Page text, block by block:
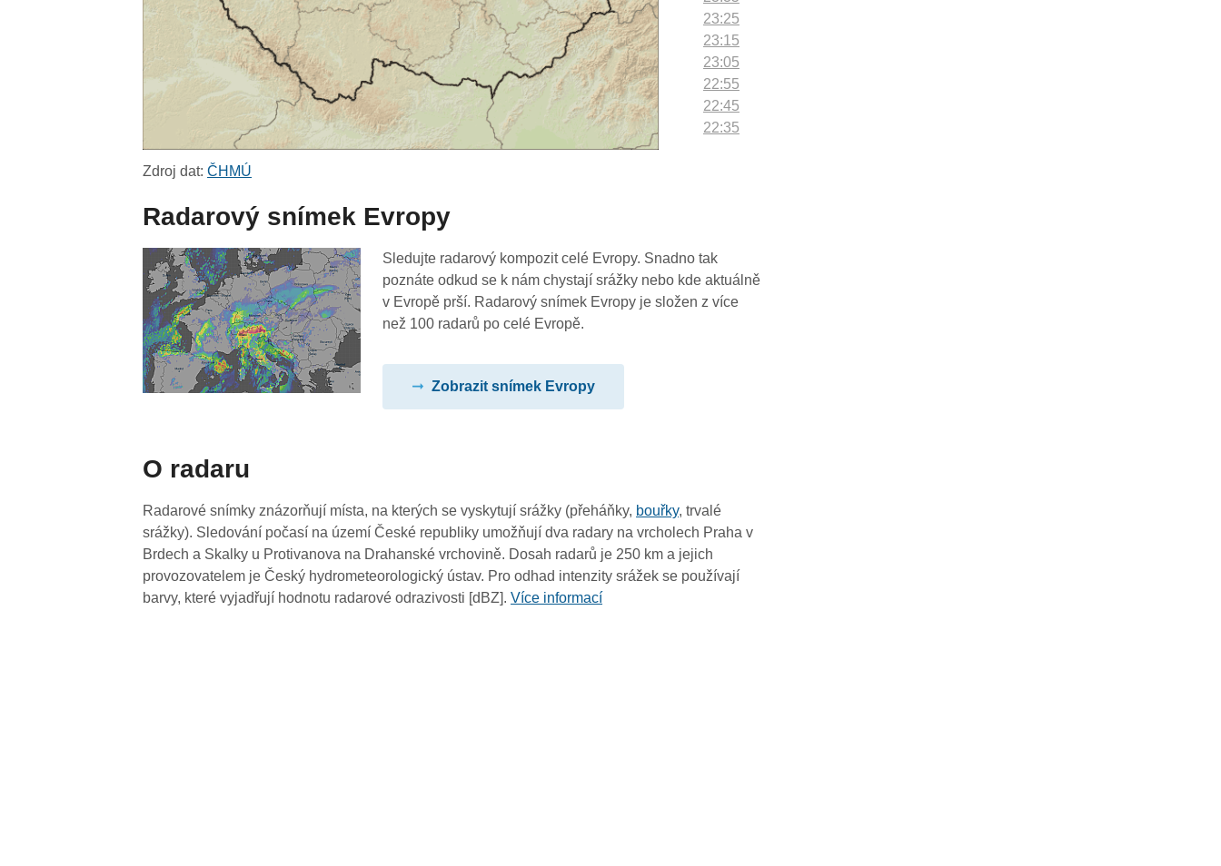
23:25
23:15
23:05
22:55
22:45
22:35
21:35
21:25
21:15
19:35
19:25
19:15
19:05
Zdroj dat:ČHMÚ
Radarový snímek Evropy
Sledujte radarový kompozit celé Evropy. Snadno tak
poznáte odkud se k nám chystají srážky nebo kde aktuálně
v Evropě prší. Radarový snímek Evropy je složen z více
než 100 radarů po celé Evropě.
Zobrazit snímek Evropy
O radaru
Radarové snímky znázorňují místa, na kterých se vyskytují srážky (přeháňky, bouřky, trvalé
srážky). Sledování počasí na území České republiky umožňují dva radary na vrcholech Praha v
Brdech a Skalky u Protivanova na Drahanské vrchovině. Dosah radarů je 250 km a jejich
provozovatelem je Český hydrometeorologický ústav. Pro odhad intenzity srážek se používají
barvy, které vyjadřují hodnotu radarové odrazivosti [dBZ].Více informací